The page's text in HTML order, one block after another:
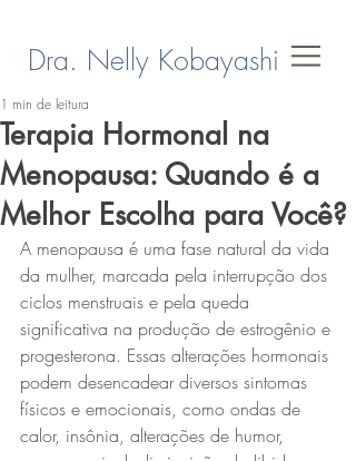
Dra. Nelly Kobayashi
Terapia Hormonal na
Menopausa: Quando é a
Melhor Escolha para Você?
1 min de leitura
A menopausa é uma fase natural da vida
da mulher, marcada pela interrupção dos
ciclos menstruais e pela queda
significativa na produção de estrogênio e
progesterona. Essas alterações hormonais
podem desencadear diversos sintomas
físicos e emocionais, como ondas de
calor, insônia, alterações de humor,